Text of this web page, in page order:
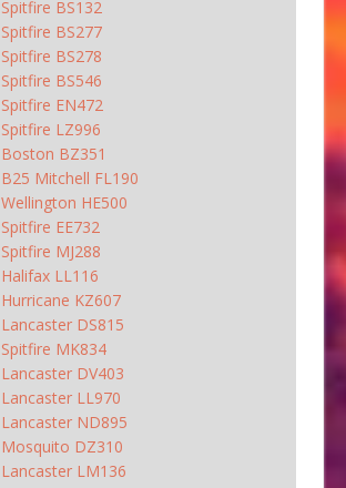
Spitfire BS132
Spitfire BS277
Spitfire BS278
Spitfire BS546
Spitfire EN472
Spitfire LZ996
Boston BZ351
B25 Mitchell FL190
Wellington HE500
Spitfire EE732
Spitfire MJ288
Halifax LL116
Hurricane KZ607
Lancaster DS815
Spitfire MK834
Lancaster DV403
Lancaster LL970
Lancaster ND895
Mosquito DZ310
Lancaster LM136